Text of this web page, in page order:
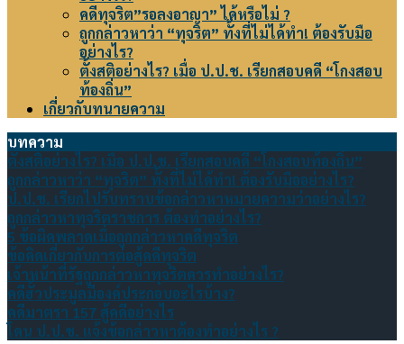
คดีทุจริต”รอลงอาญา” ได้หรือไม่ ?
ถูกกล่าวหาว่า “ทุจริต” ทั้งที่ไม่ได้ทำ! ต้องรับมือ
อย่างไร?
ตั้งสติอย่างไร? เมื่อ ป.ป.ช. เรียกสอบคดี “โกงสอบ
ท้องถิ่น”
เกี่ยวกับทนายความ
บทความ
ตั้งสติอย่างไร? เมื่อ ป.ป.ช. เรียกสอบคดี “โกงสอบท้องถิ่น”
ถูกกล่าวหาว่า “ทุจริต” ทั้งที่ไม่ได้ทำ! ต้องรับมืออย่างไร?
ป.ป.ช. เรียกไปรับทราบข้อกล่าวหาหมายความว่าอย่างไร?
ถูกกล่าวหาทุจริตราชการ ต้องทำอย่างไร?
5 ข้อผิดพลาดเมื่อถูกกล่าวหาคดีทุจริต
ข้อคิดเกี่ยวกับการต่อสู้คดีทุจริต
เจ้าหน้าที่รัฐถูกกล่าวหาทุจริตควรทำอย่างไร?
คดีฮั้วประมูลมีองค์ประกอบอะไรบ้าง?
คดีมาตรา 157 สู้คดีอย่างไร
โดน ป.ป.ช. แจ้งข้อกล่าวหาต้องทำอย่างไร ?